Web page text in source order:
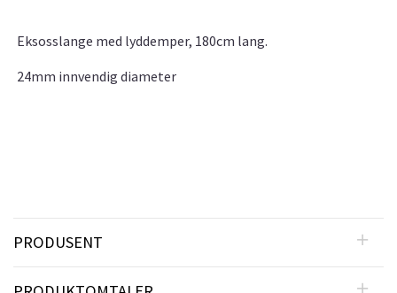
Eksosslange med lyddemper, 180cm lang.
24mm innvendig diameter
PRODUSENT